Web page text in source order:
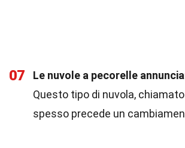
07 Le nuvole a pecorelle
Questo tipo di nuvola,
spesso precede un